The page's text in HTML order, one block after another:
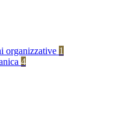
organizzative 1
4